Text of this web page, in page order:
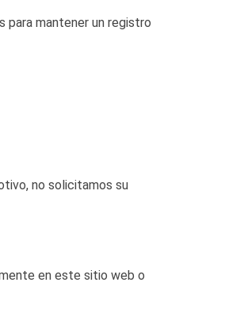
para mantener un registro
no solicitamos su
en este sitio web o